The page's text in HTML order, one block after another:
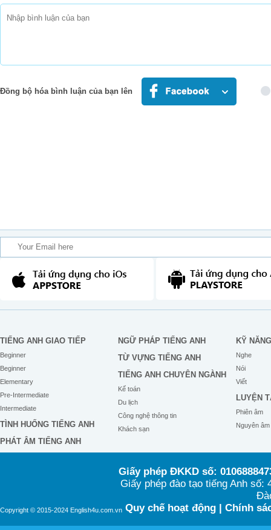
Đồng bộ hóa bình luận của bạn lên
TIẾNG ANH GIAO TIẾP
Beginner
Beginner
Elementary
Pre-Intermediate
Intermediate
TÌNH HUỐNG TIẾNG ANH
PHÁT ÂM TIẾNG ANH
NGỮ PHÁP TIẾNG ANH
TỪ VỰNG TIẾNG ANH
TIẾNG ANH CHUYÊN NGÀNH
Kế toán
Du lịch
Công nghệ thông tin
Khách sạn
KỸ NĂNG
Nghe
Nói
Viết
LUYỆN
Phiên âm
Nguyên âm
Copyright © 2015-2024 English4u.com.vn
Giấy phép ĐKKD số:
Giấy phép đào tạo tiếng Anh
Quy chế hoạt động| Chính